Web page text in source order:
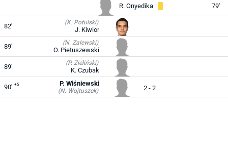
R. Onyedika 79'
82' (K. Potulski)
J. Kiwior
89' (N. Zalewski)
O. Pietuszewski
89' (P. Zieliński)
K. Czubak
90' +5
(N. Wojtuszek)
P. Wiśniewski
2 - 2